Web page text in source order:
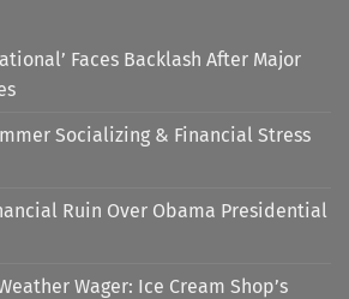
Faces Backlash After Major
Socializing & Financial Stress
Ruin Over Obama Presidential
Wager: Ice Cream Shop’s